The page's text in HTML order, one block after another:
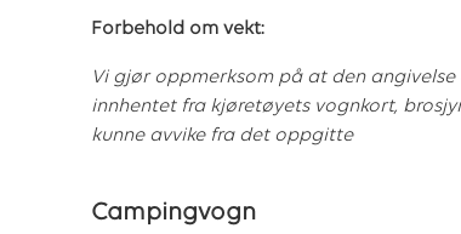
Forbehold om vekt:
Vi gjør oppmerksom på at den
innhentet fra kjøretøyets vognkort,
kunne avvike fra det oppgitte
Campingvogn